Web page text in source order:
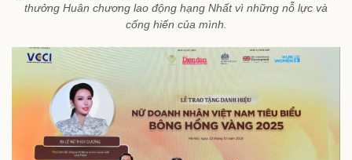
thưởng Huân chương lao động hạng Nhất vì những nỗ lực và
cống hiến của mình.